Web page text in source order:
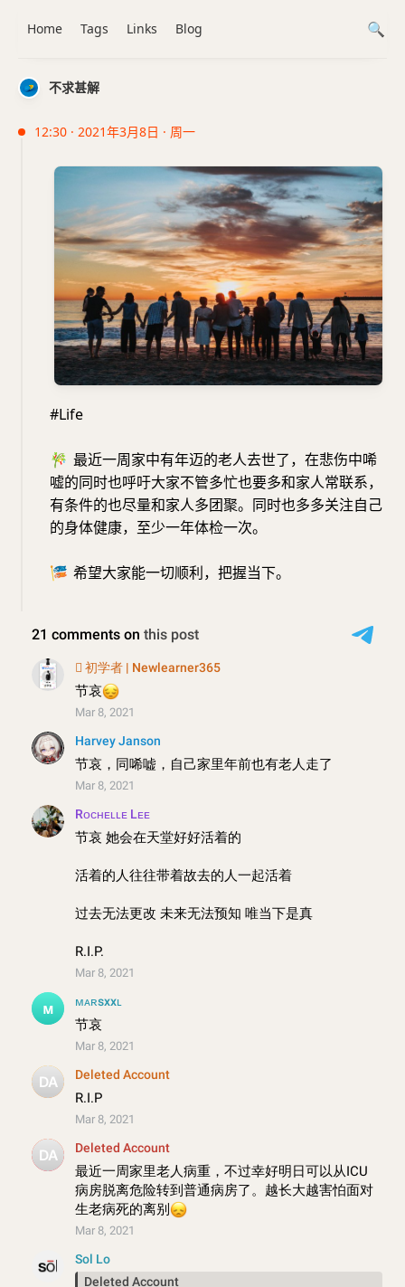
不求甚解
12:30 · 2021年3月8日 · 周一
#Life
🎋 最近一周家中有年迈的老人去世了，在悲伤中唏
嘘的同时也呼吁大家不管多忙也要多和家人常联系，
有条件的也尽量和家人多团聚。同时也多多关注自己
的身体健康，至少一年体检一次。
🎏 希望大家能一切顺利，把握当下。
Home Tags Links Blog